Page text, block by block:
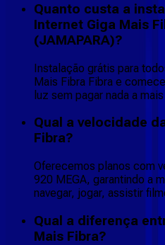
Quanto custa a
Internet Giga Mais
(JAMAPARA)?
Instalação grátis para
Mais Fibra Fibra e
luz sem pagar nada a
Qual a velocidade
Fibra?
Oferecemos planos com
920 MEGA, garantindo a
navegar, jogar, assistir
Qual a diferença
Mais Fibra?